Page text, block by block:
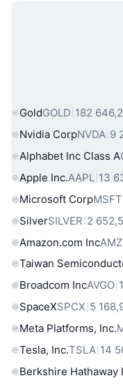
Популярні
GoldGOLD 182
Nvidia CorpNVDA 9
Alphabet Inc Class A
Apple Inc.AAPL 13
Microsoft CorpMSFT
SilverSILVER 2
Amazon.com Inc
Taiwan
Broadcom IncAVGO
SpaceXSPCX 5
Meta Platforms, Inc.
Tesla, Inc.TSLA 14
Berkshire Hathaway